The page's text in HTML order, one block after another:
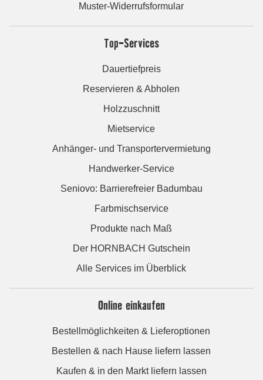
Muster-Widerrufsformular
Top-Services
Dauertiefpreis
Reservieren & Abholen
Holzzuschnitt
Mietservice
Anhänger- und Transportervermietung
Handwerker-Service
Seniovo: Barrierefreier Badumbau
Farbmischservice
Produkte nach Maß
Der HORNBACH Gutschein
Alle Services im Überblick
Online einkaufen
Bestellmöglichkeiten & Lieferoptionen
Bestellen & nach Hause liefern lassen
Kaufen & in den Markt liefern lassen